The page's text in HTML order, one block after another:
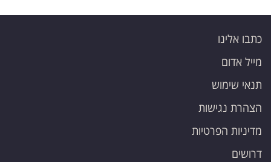
כתבו אלינו
מייל אדום
תנאי שימוש
הצהרת נגישות
מדיניות הפרטיות
דרושים